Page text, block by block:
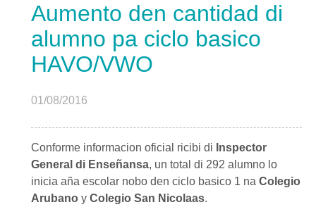
Aumento den cantidad di
alumno pa ciclo basico
HAVO/VWO
01/08/2016
Conforme informacion oficial ricibi di Inspector
General di Enseñansa, un total di 292 alumno lo
inicia aña escolar nobo den ciclo basico 1 na Colegio
Arubano y Colegio San Nicolaas.